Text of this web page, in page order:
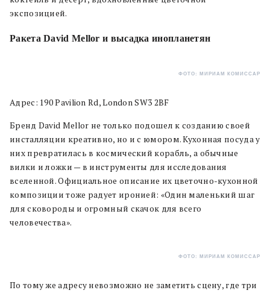
экспозицией.
Ракета David Mellor и высадка инопланетян
ФОТО: МИРИАМ КОМИССАР
Адрес: 190 Pavilion Rd, London SW3 2BF
Бренд David Mellor не только подошел к созданию своей
инсталляции креативно, но и с юмором. Кухонная посуда у
них превратилась в космический корабль, а обычные
вилки и ложки — в инструменты для исследования
вселенной. Официальное описание их цветочно-кухонной
композиции тоже радует иронией: «Один маленький шаг
для сковороды и огромный скачок для всего
человечества».
ФОТО: МИРИАМ КОМИССАР
По тому же адресу невозможно не заметить сцену, где три